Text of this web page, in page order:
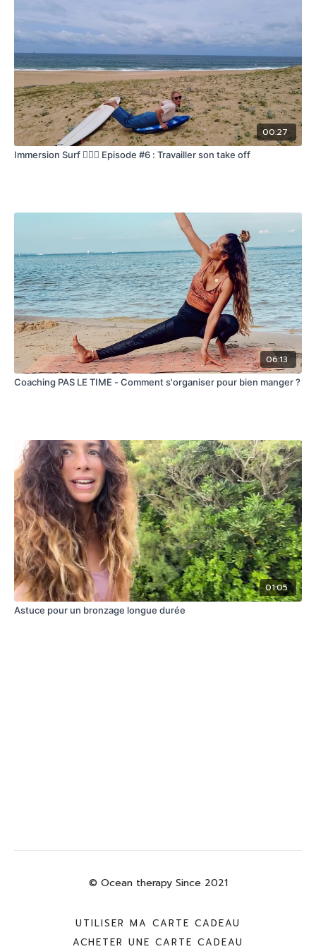
00:27
Immersion Surf 🏄🏽‍♀️ Episode #6 : Travailler son take off
06:13
Coaching PAS LE TIME - Comment s'organiser pour bien manger ?
01:05
Astuce pour un bronzage longue durée
© Ocean therapy Since 2021
UTILISER MA CARTE CADEAU
ACHETER UNE CARTE CADEAU